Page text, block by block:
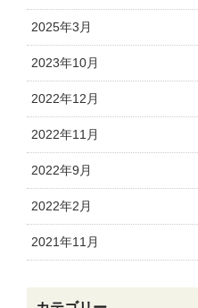
2025年3月
2023年10月
2022年12月
2022年11月
2022年9月
2022年2月
2021年11月